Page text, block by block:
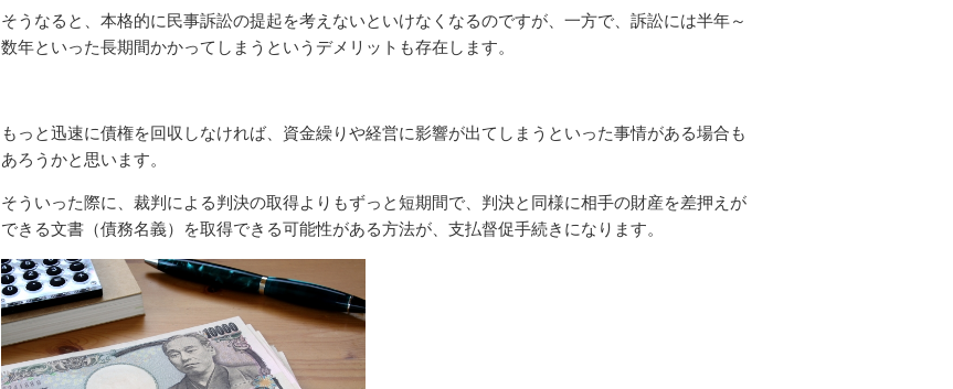
そうなると、本格的に民事訴訟の提起を考えないといけなくなるのですが、一方で、訴訟には半年～
数年といった長期間かかってしまうというデメリットも存在します。
もっと迅速に債権を回収しなければ、資金繰りや経営に影響が出てしまうといった事情がある場合も
あろうかと思います。
そういった際に、裁判による判決の取得よりもずっと短期間で、判決と同様に相手の財産を差押えが
できる文書（債務名義）を取得できる可能性がある方法が、支払督促手続きになります。